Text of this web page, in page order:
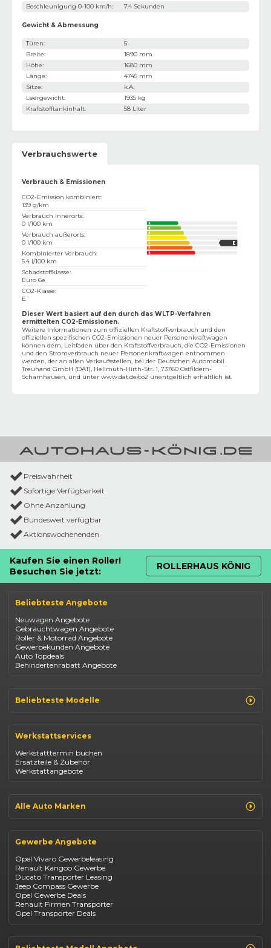
Beschleunigung 0-100 km/h: 7.4 Sekunden
Gewicht & Abmessung
Türen:
5
Breite:
1890 mm
Höhe:
1680 mm
Länge:
4745 mm
Sitze:
k.A.
Leergewicht:
1935 kg
Kraftstofftankinhalt: 58 Liter
Verbrauchswerte
Verbrauch & Emissionen
CO2-Emission kombiniert:
139 g/km
Verbrauch innerorts:
0 l/100 km
Verbrauch außerorts:
0 l/100 km
Kombinierter Verbrauch:
5.4 l/100 km
Schadstoffklasse:
Euro 6e
CO2-Klasse:
E
Dieser Wert basiert auf den durch das WLTP-Verfahren
ermittelten CO2-Emissionen.
Weitere Informationen zum offiziellen Kraftstoffverbrauch und den
offiziellen spezifischen CO2-Emissionen neuer Personenkraftwagen
können dem‚ Leitfaden über den Kraftstoffverbrauch, die CO2-Emissionen
und den Stromverbrauch neuer Personenkraftwagen entnommen
werden, der an allen Verkaufsstellen, bei der Deutschen Automobil
Treuhand GmbH (DAT), Hellmuth-Hirth-Str. 1, 73760 Ostfildern-
Scharnhausen, und unter www.dat.de/co2 unentgeltlich erhältlich ist.
Preiswahrheit
Sofortige Verfügbarkeit
Ohne Anzahlung
Bundesweit verfügbar
Aktionswochenenden
Kaufen Sie einen Roller!
Besuchen Sie jetzt:
ROLLERHAUS KÖNIG
Beliebteste Angebote
Neuwagen Angebote
Gebrauchtwagen Angebote
Roller & Motorrad Angebote
Gewerbekunden Angebote
Auto Topdeals
Behindertenrabatt Angebote
Beliebteste Modelle
Opel Corsa
Fiat 500
Dacia Duster
Dacia Sandero
Jeep Compass
Suzuki Vitara
Suzuki Swift
Mazda CX-30
Werkstattservices
Werkstatttermin buchen
Ersatzteile & Zubehör
Werkstattangebote
Alle Auto Marken
Opel
Fiat
Jeep
Suzuki
BYD
Kia
Mazda
Citroën
Abarth
Fiat Professional
Gewerbe Angebote
Opel Vivaro Gewerbeleasing
Renault Kangoo Gewerbe
Ducato Transporter Leasing
Jeep Compass Gewerbe
Opel Gewerbe Deals
Renault Firmen Transporter
Opel Transporter Deals